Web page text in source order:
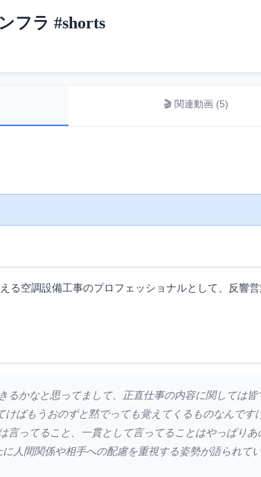
フラ #shorts
🎬 関連動画 (5)
る空調設備工事のプロフェッショナルとして、反響営
るかなと思ってまして、正直仕事の内容に関しては皆
ばもうおのずと黙でっても覚えてくるものなんです
言ってること、一貫として言ってることはやっぱりあ
人間関係や相手への配慮を重視する姿勢が語られてい